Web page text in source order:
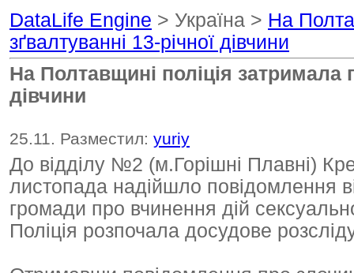
DataLife Engine > Україна > На
зґвалтуванні 13-річної дівчини
На Полтавщині поліція затримала
дівчини
25.11. Разместил: yuriy
До відділу №2 (м.Горішні Плавні)
листопада надійшло повідомлення
громади про вчинення дій
Поліція розпочала досудове